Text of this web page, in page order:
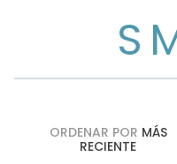
ORDENAR POR MÁS
RECIENTE